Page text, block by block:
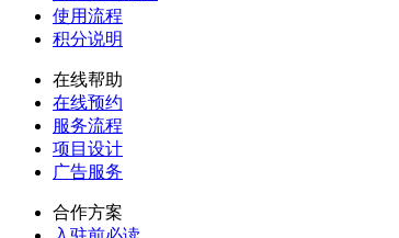
使用流程
积分说明
在线帮助
在线预约
服务流程
项目设计
广告服务
合作方案